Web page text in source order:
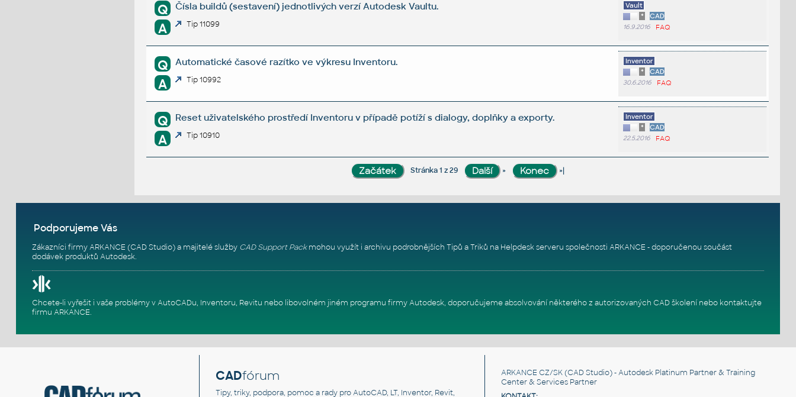
Q Čísla buildů (sestavení) jednotlivých verzí Autodesk Vaultu.
A Tip 11099
Vault
*
CAD
16.9.2016 FAQ
Q Automatické časové razítko ve výkresu Inventoru.
A Tip 10992
Inventor
*
CAD
30.6.2016 FAQ
Q Reset uživatelského prostředí Inventoru v případě potíží s dialogy, doplňky a exporty.
A Tip 10910
Inventor
*
CAD
22.5.2016 FAQ
Stránka 1 z 29 » »|
Podporujeme Vás
Zákazníci firmy ARKANCE (CAD Studio) a majitelé služby CAD Support Packmohou využít i archivu podrobnějších Tipů a Triků na Helpdesk serveru společnosti ARKANCE - doporučenou součást
dodávek produktů Autodesk.
Chcete-li vyřešit i vaše problémy v AutoCADu, Inventoru, Revitu nebo libovolném jiném programu firmy Autodesk, doporučujeme absolvování některého z autorizovaných CAD školenínebo kontaktujte
firmu ARKANCE.
CADfórum
Tipy, triky, podpora, pomoc a rady pro AutoCAD, LT, Inventor, Revit,
ARKANCE CZ/SK(CAD Studio) - Autodesk Platinum Partner & Training
Center & Services Partner